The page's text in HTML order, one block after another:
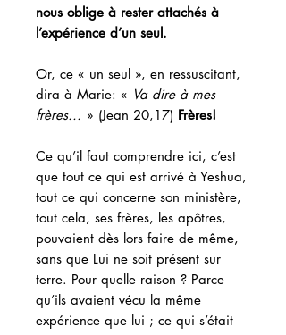
nous oblige à rester attachés à
l’expérience d’un seul.
Or, ce « un seul », en ressuscitant,
dira à Marie: « Va dire à mes
frères... » (Jean 20,17) Frères!
Ce qu’il faut comprendre ici, c’est
que tout ce qui est arrivé à Yeshua,
tout ce qui concerne son ministère,
tout cela, ses frères, les apôtres,
pouvaient dès lors faire de même,
sans que Lui ne soit présent sur
terre. Pour quelle raison ? Parce
qu’ils avaient vécu la même
expérience que lui ; ce qui s’était